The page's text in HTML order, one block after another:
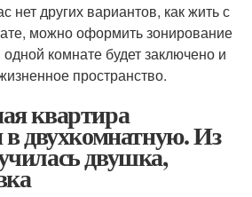
нет других вариантов, как жить с
можно оформить зонирование
комнате будет заключено и
пространство.
квартира
в двухкомнатную. Из
двушка,